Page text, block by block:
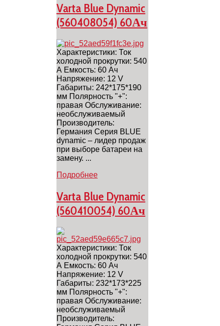
Varta Blue Dynamic
(560408054) 60Ач
Характеристики: Ток
холодной прокрутки: 540
А Емкость: 60 Ач
Напряжение: 12 V
Габариты: 242*175*190
мм Полярность "+":
правая Обслуживание:
необслуживаемый
Производитель:
Германия Серия BLUE
dynamic – лидер продаж
при выборе батареи на
замену. ...
Подробнее
Varta Blue Dynamic
(560410054) 60Ач
Характеристики: Ток
холодной прокрутки: 540
А Емкость: 60 Ач
Напряжение: 12 V
Габариты: 232*173*225
мм Полярность "+":
правая Обслуживание:
необслуживаемый
Производитель: